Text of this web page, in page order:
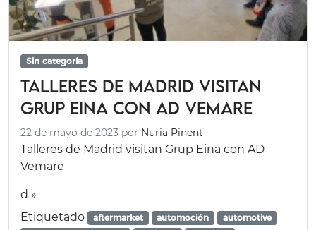
Sin categoría
Talleres de Madrid visitan
Grup Eina con AD Vemare
22 de mayo de 2023 por Nuria Pinent
Talleres de Madrid visitan Grup Eina con AD
Vemare
d »
Etiquetado
aftermarket automoción
automotive